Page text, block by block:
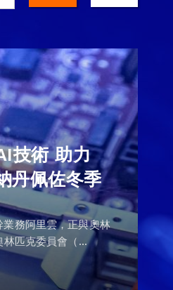
技術 助力
丹佩佐冬季
務阿里雲，正與奧林
林匹克委員會（...